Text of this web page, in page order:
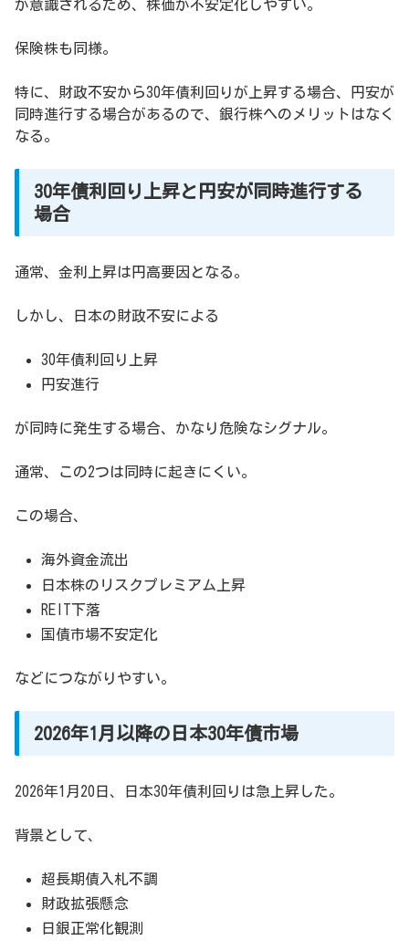
が意識されるため、株価が不安定化しやすい。
保険株も同様。
特に、財政不安から30年債利回りが上昇する場合、円安が
同時進行する場合があるので、銀行株へのメリットはなく
なる。
30年債利回り上昇と円安が同時進行する
場合
通常、金利上昇は円高要因となる。
しかし、日本の財政不安による
30年債利回り上昇
円安進行
が同時に発生する場合、かなり危険なシグナル。
通常、この2つは同時に起きにくい。
この場合、
海外資金流出
日本株のリスクプレミアム上昇
REIT下落
国債市場不安定化
などにつながりやすい。
2026年1月以降の日本30年債市場
2026年1月20日、日本30年債利回りは急上昇した。
背景として、
超長期債入札不調
財政拡張懸念
日銀正常化観測